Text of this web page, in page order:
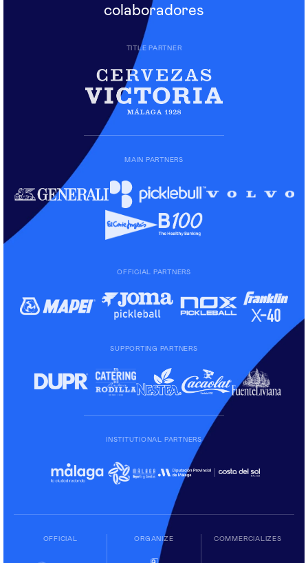
colaboradores
TITLE PARTNER
MAIN PARTNERS
OFFICIAL PARTNERS
SUPPORTING PARTNERS
INSTITUTIONAL PARTNERS
OFFICIAL ORGANIZE COMMERCIALIZES